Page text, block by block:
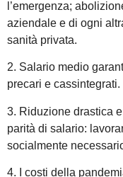
l’emergenza;
aziendale e di ogni
sanità privata.
2. Salario medio
precari e cassintegrati.
3. Riduzione drastica
parità di salario:
socialmente
4. I costi della